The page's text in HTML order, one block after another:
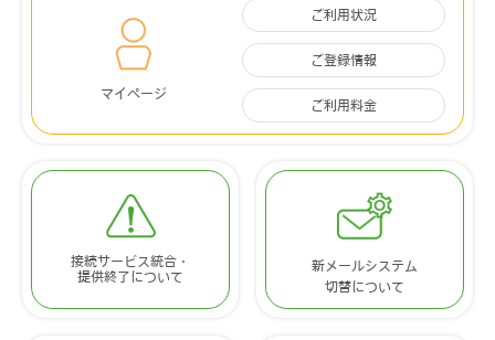
マイページ
ご利用状況
ご登録情報
ご利用料金
接続サービス統合・
提供終了について
新メールシステム
切替について